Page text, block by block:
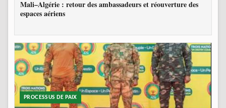
Mali–Algérie : retour des ambassadeurs et réouverture des
espaces aériens
PROCESSUS DE PAIX